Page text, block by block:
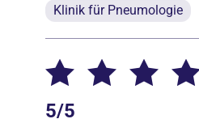
Klinik für Pneumologie
5/5